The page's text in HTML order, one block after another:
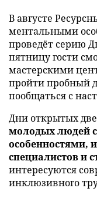
В августе
ментальными
проведёт серию
пятницу гости
мастерскими
пройти пробный
пообщаться с
Дни открытых
молодых людей
особенностями,
специалистов и
интересуются
инклюзивного